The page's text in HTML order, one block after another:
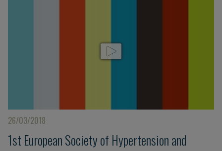
26/03/2018
1st European Society of Hypertension and